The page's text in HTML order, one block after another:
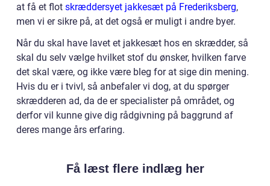
at få et flot skræddersyet jakkesæt på Frederiksberg,
men vi er sikre på, at det også er muligt i andre byer.
Når du skal have lavet et jakkesæt hos en skrædder, så
skal du selv vælge hvilket stof du ønsker, hvilken farve
det skal være, og ikke være bleg for at sige din mening.
Hvis du er i tvivl, så anbefaler vi dog, at du spørger
skrædderen ad, da de er specialister på området, og
derfor vil kunne give dig rådgivning på baggrund af
deres mange års erfaring.
Få læst flere indlæg her